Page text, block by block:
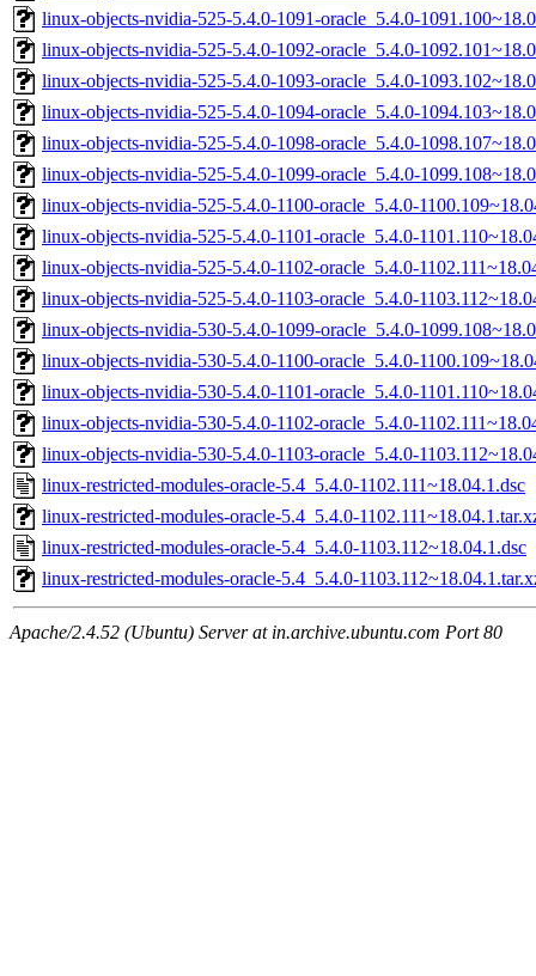
linux-objects-nvidia-525-5.4.0-1091-oracle_5.4.0-
linux-objects-nvidia-525-5.4.0-1092-oracle_5.4.0-
linux-objects-nvidia-525-5.4.0-1093-oracle_5.4.0-
linux-objects-nvidia-525-5.4.0-1094-oracle_5.4.0-
linux-objects-nvidia-525-5.4.0-1098-oracle_5.4.0-
linux-objects-nvidia-525-5.4.0-1099-oracle_5.4.0-
linux-objects-nvidia-525-5.4.0-1100-oracle_5.4.0-
linux-objects-nvidia-525-5.4.0-1101-oracle_5.4.0-
linux-objects-nvidia-525-5.4.0-1102-oracle_5.4.0-
linux-objects-nvidia-525-5.4.0-1103-oracle_5.4.0-
linux-objects-nvidia-530-5.4.0-1099-oracle_5.4.0-
linux-objects-nvidia-530-5.4.0-1100-oracle_5.4.0-
linux-objects-nvidia-530-5.4.0-1101-oracle_5.4.0-
linux-objects-nvidia-530-5.4.0-1102-oracle_5.4.0-
linux-objects-nvidia-530-5.4.0-1103-oracle_5.4.0-
linux-restricted-modules-oracle-5.4_5.4.0-1102.111~18.04.1.dsc
linux-restricted-modules-oracle-5.4_5.4.0-
linux-restricted-modules-oracle-5.4_5.4.0-1103.112~18.04.1.dsc
linux-restricted-modules-oracle-5.4_5.4.0-
Apache/2.4.52 (Ubuntu) Server at in.archive.ubuntu.com Port 80